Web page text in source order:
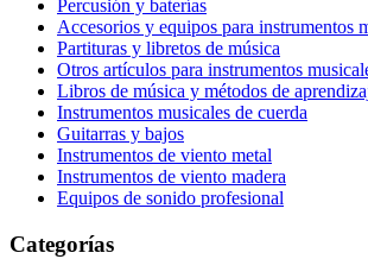
Percusión y baterías
Accesorios y equipos para instrumentos
Partituras y libretos de música
Otros artículos para instrumentos
Libros de música y métodos de
Instrumentos musicales de cuerda
Guitarras y bajos
Instrumentos de viento metal
Instrumentos de viento madera
Equipos de sonido profesional
Categorías